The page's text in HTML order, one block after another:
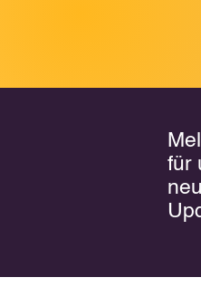
für